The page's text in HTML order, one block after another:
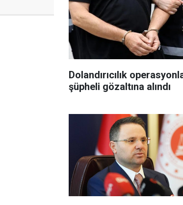
Dolandırıcılık
şüpheli gözaltına alındı